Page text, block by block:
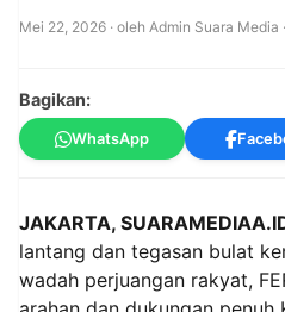
Mei 22, 2026 · oleh Admin Suara Media ·
Bagikan:
WhatsApp
JAKARTA,
lantang dan tegasan bulat
wadah perjuangan rakyat,